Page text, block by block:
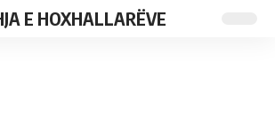
E HOXHALLARËVE